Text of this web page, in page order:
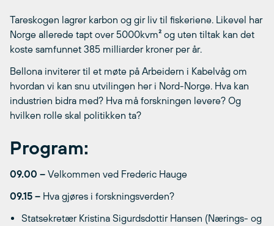
Tareskogen lagrer karbon og gir liv til fiskeriene. Likevel har
Norge allerede tapt over 5000kvm² og uten tiltak kan det
koste samfunnet 385 milliarder kroner per år.
Bellona inviterer til et møte på Arbeidern i Kabelvåg om
hvordan vi kan snu utvilingen her i Nord-Norge. Hva kan
industrien bidra med? Hva må forskningen levere? Og
hvilken rolle skal politikken ta?
Program:
09.00 – Velkommen ved Frederic Hauge
09.15 – Hva gjøres i forskningsverden?
Statsekretær Kristina Sigurdsdottir Hansen (Nærings- og